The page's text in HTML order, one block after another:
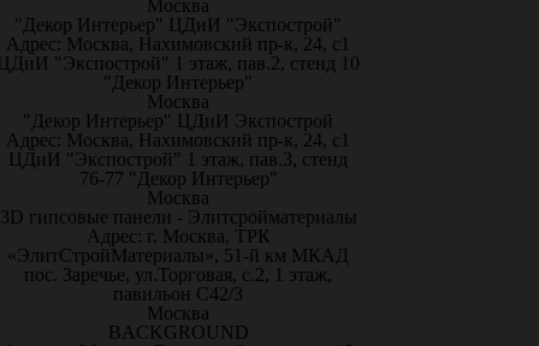
Москва
"Декор Интерьер" ЦДиИ "Экспострой"
Адрес: Москва, Нахимовский пр-к, 24, с1
"Экспострой" 1 этаж, пав.2, стенд 10
"Декор Интерьер"
Москва
"Декор Интерьер" ЦДиИ Экспострой
Адрес: Москва, Нахимовский пр-к, 24, с1
ЦДиИ "Экспострой" 1 этаж, пав.3, стенд
76-77 "Декор Интерьер"
Москва
3D гипсовые панели - Элитсройматериалы
Адрес: г. Москва, ТРК
«ЭлитСтройМатериалы», 51-й км МКАД
пос. Заречье, ул.Торговая, с.2, 1 этаж,
павильон С42/3
Москва
BACKGROUND